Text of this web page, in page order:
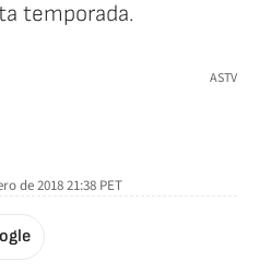
temporada.
ASTV
de 2018 21:38 PET